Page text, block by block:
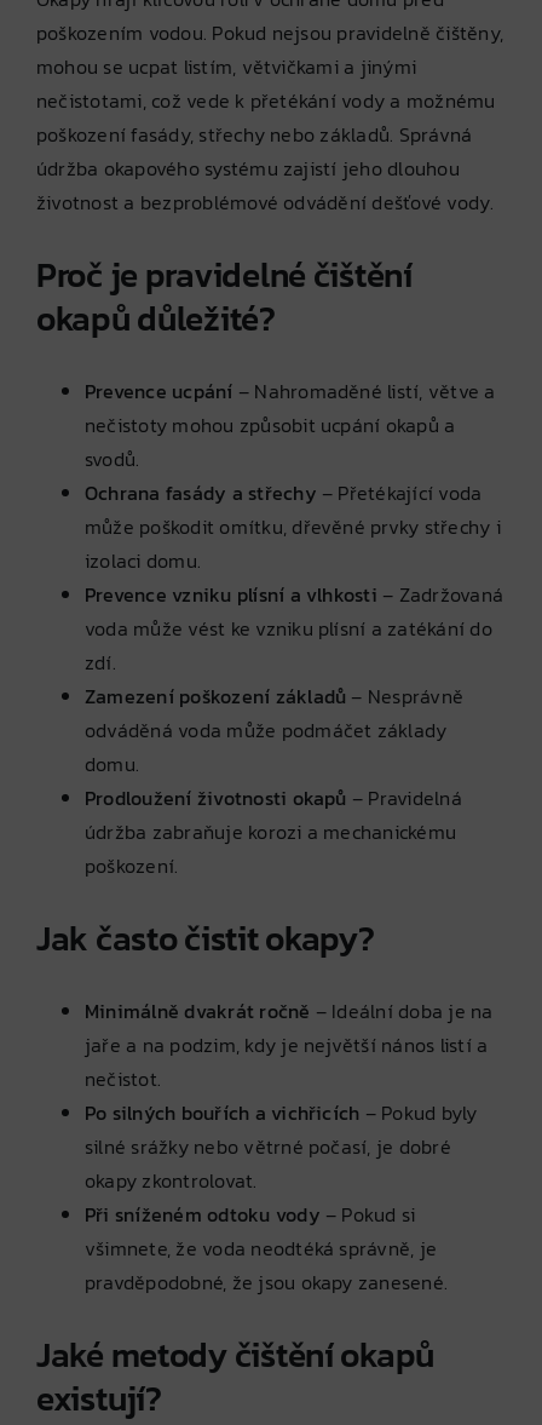
poškozením vodou. Pokud nejsou pravidelně čištěny,
mohou se ucpat listím, větvičkami a jinými
nečistotami, což vede k přetékání vody a možnému
poškození fasády, střechy nebo základů. Správná
údržba okapového systému zajistí jeho dlouhou
životnost a bezproblémové odvádění dešťové vody.
Proč je pravidelné čištění
okapů důležité?
Prevence ucpání – Nahromaděné listí, větve a
nečistoty mohou způsobit ucpání okapů a
svodů.
Ochrana fasády a střechy – Přetékající voda
může poškodit omítku, dřevěné prvky střechy i
izolaci domu.
Prevence vzniku plísní a vlhkosti – Zadržovaná
voda může vést ke vzniku plísní a zatékání do
zdí.
Zamezení poškození základů – Nesprávně
odváděná voda může podmáčet základy
domu.
Prodloužení životnosti okapů – Pravidelná
údržba zabraňuje korozi a mechanickému
poškození.
Jak často čistit okapy?
Minimálně dvakrát ročně – Ideální doba je na
jaře a na podzim, kdy je největší nános listí a
nečistot.
Po silných bouřích a vichřicích – Pokud byly
silné srážky nebo větrné počasí, je dobré
okapy zkontrolovat.
Při sníženém odtoku vody – Pokud si
všimnete, že voda neodtéká správně, je
pravděpodobné, že jsou okapy zanesené.
Jaké metody čištění okapů
existují?